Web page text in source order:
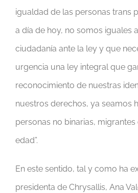
igualdad de las personas trans
a día de hoy, no somos iguales
ciudadanía ante la ley y que
urgencia una ley integral que
reconocimiento de nuestras
nuestros derechos, ya seamos
personas no binarias,
edad”.
En este sentido, tal y como ha
presidenta de Chrysallis, Ana